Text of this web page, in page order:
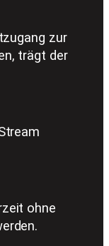
zur
trägt der
ohne